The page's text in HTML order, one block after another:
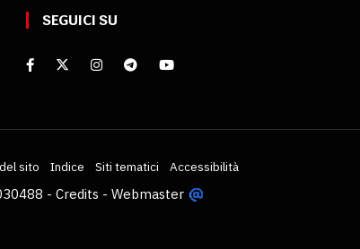
SEGUICI SU
sito Indice Siti tematici Accessibilità
- Credits - Webmaster